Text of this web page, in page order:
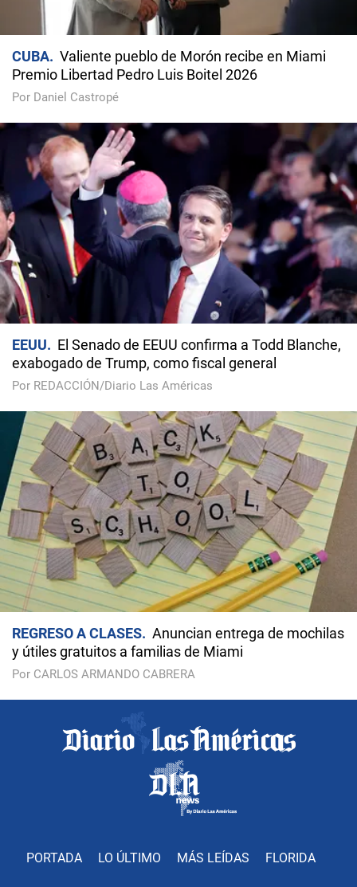
CUBA
Valiente pueblo de Morón recibe en Miami
Premio Libertad Pedro Luis Boitel 2026
Por Daniel Castropé
EEUU
El Senado de EEUU confirma a Todd Blanche,
exabogado de Trump, como fiscal general
Por REDACCIÓN/Diario Las Américas
REGRESO A CLASES
Anuncian entrega de mochilas
y útiles gratuitos a familias de Miami
Por CARLOS ARMANDO CABRERA
PORTADA LO ÚLTIMO MÁS LEÍDAS FLORIDA